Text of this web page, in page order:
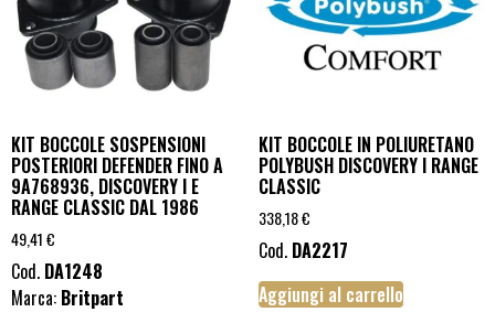
KIT BOCCOLE SOSPENSIONI
POSTERIORI DEFENDER FINO A
9A768936, DISCOVERY I E
RANGE CLASSIC DAL 1986
49,41€
Cod. DA1248
Marca: Britpart
KIT BOCCOLE IN POLIURETANO
POLYBUSH DISCOVERY I RANGE
CLASSIC
338,18€
Cod. DA2217
Aggiungi al carrello